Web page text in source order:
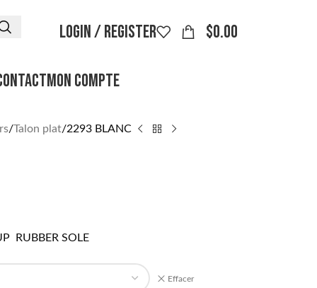
LOGIN / REGISTER $0.00
MON COMPTE
Talon plat 2293 BLANC
RUBBER SOLE
Effacer